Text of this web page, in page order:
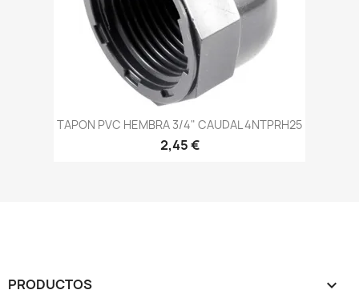
TAPON PVC HEMBRA 3/4" CAUDAL 4NTPRH25
2,45 €
PRODUCTOS 